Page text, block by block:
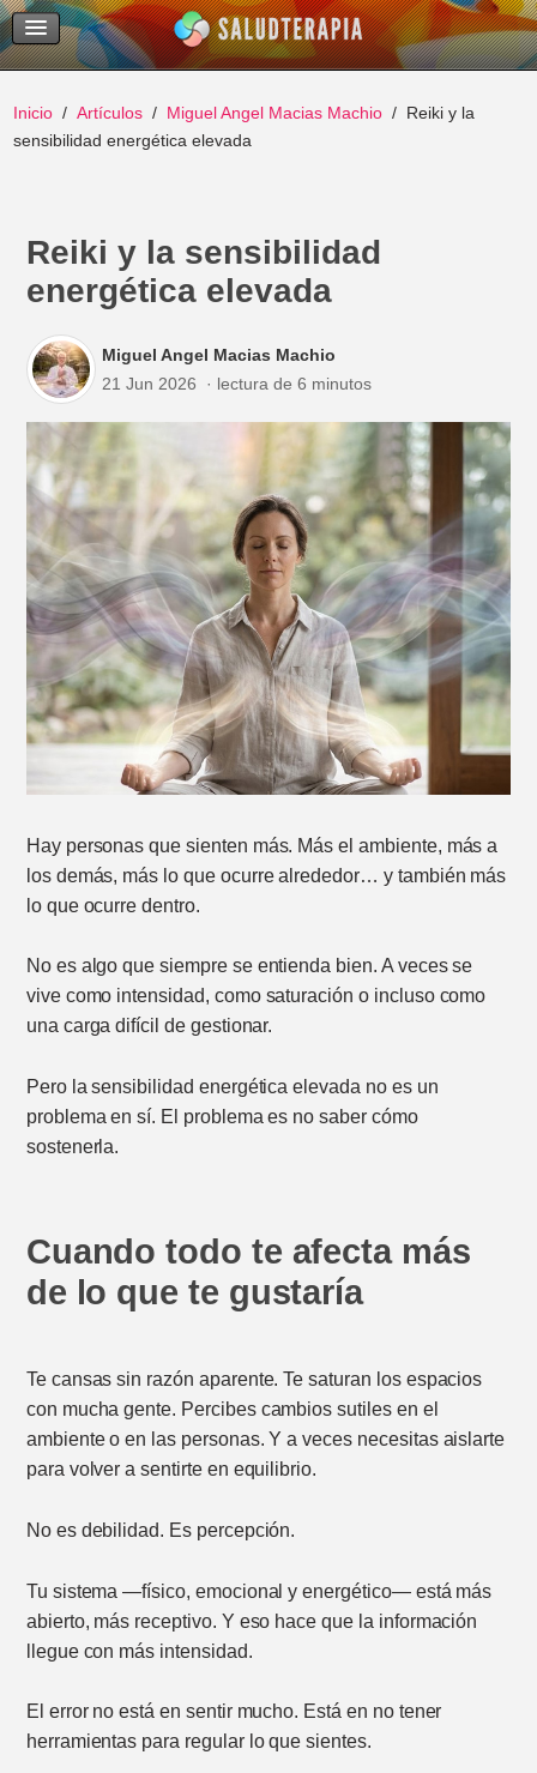
Temas Recientes
Buscar
Inicio Artículos Miguel Angel Macias Machio
Reiki y la
sensibilidad energética elevada
Reiki y la sensibilidad
energética elevada
Miguel Angel Macias Machio
21 Jun 2026
lectura de 6 minutos
Hay personas que sienten más. Más el ambiente, más a
los demás, más lo que ocurre alrededor… y también más
lo que ocurre dentro.
No es algo que siempre se entienda bien. A veces se
vive como intensidad, como saturación o incluso como
una carga difícil de gestionar.
Pero la sensibilidad energética elevada no es un
problema en sí. El problema es no saber cómo
sostenerla.
Cuando todo te afecta más
de lo que te gustaría
Te cansas sin razón aparente. Te saturan los espacios
con mucha gente. Percibes cambios sutiles en el
ambiente o en las personas. Y a veces necesitas aislarte
para volver a sentirte en equilibrio.
No es debilidad. Es percepción.
Tu sistema —físico, emocional y energético— está más
abierto, más receptivo. Y eso hace que la información
llegue con más intensidad.
El error no está en sentir mucho. Está en no tener
herramientas para regular lo que sientes.